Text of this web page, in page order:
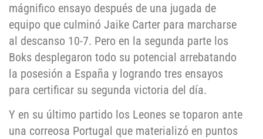
mágnifico ensayo después de una jugada de
equipo que culminó Jaike Carter para marcharse
al descanso 10-7. Pero en la segunda parte los
Boks desplegaron todo su potencial arrebatando
la posesión a España y logrando tres ensayos
para certificar su segunda victoria del día.
Y en su último partido los Leones se toparon ante
una correosa Portugal que materializó en puntos